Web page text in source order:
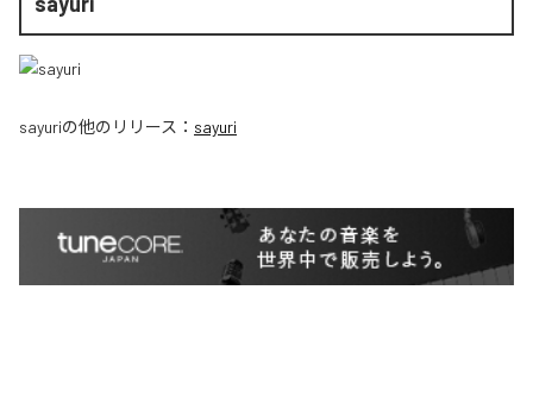
sayuriの他のリリース： sayuri